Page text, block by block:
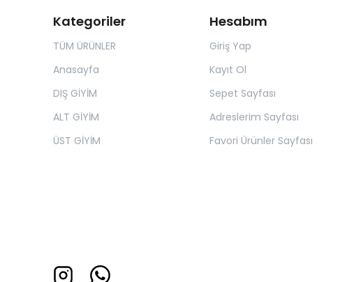
Kategoriler
TÜM ÜRÜNLER
Anasayfa
DIŞ GİYİM
ALT GİYİM
ÜST GİYİM
Hesabım
Giriş Yap
Kayıt Ol
Sepet Sayfası
Adreslerim Sayfası
Favori Ürünler Sayfası